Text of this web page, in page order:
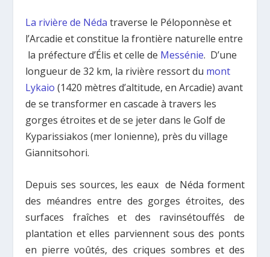
La rivière de Néda traverse le Péloponnèse et
l’Arcadie et constitue la frontière naturelle entre
la préfecture d’Élis et celle de Messénie. D’une
longueur de 32 km, la rivière ressort du mont
Lykaio (1420 mètres d’altitude, en Arcadie) avant
de se transformer en cascade à travers les
gorges étroites et de se jeter dans le Golf de
Kyparissiakos (mer Ionienne), près du village
Giannitsohori.
Depuis ses sources, les eaux de Néda forment
des méandres entre des gorges étroites, des
surfaces fraîches et des ravinsétouffés de
plantation et elles parviennent sous des ponts
en pierre voûtés, des criques sombres et des